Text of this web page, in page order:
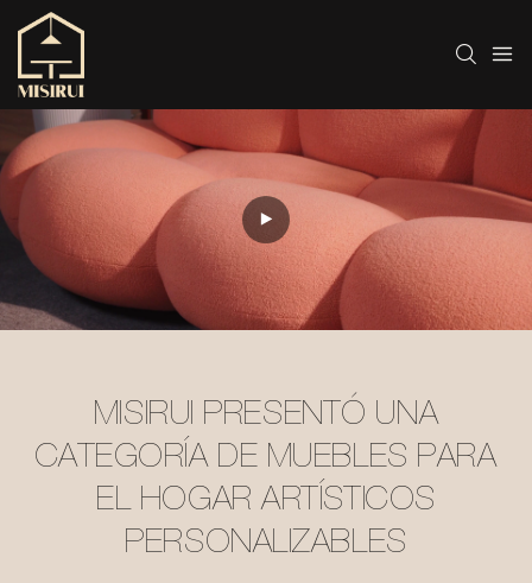
MISIRUI Muebles de oficina
MISIRUI PRESENTÓ UNA
CATEGORÍA DE MUEBLES PARA
EL HOGAR ARTÍSTICOS
PERSONALIZABLES